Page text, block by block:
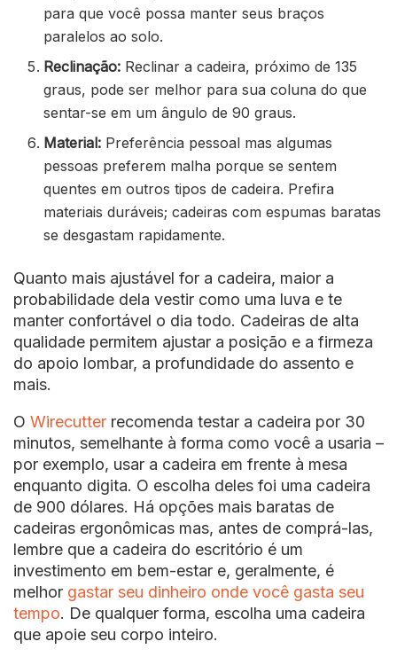
para que você possa manter seus braços
paralelos ao solo.
Reclinação: Reclinar a cadeira, próximo de 135
graus, pode ser melhor para sua coluna do que
sentar-se em um ângulo de 90 graus.
Material: Preferência pessoal mas algumas
pessoas preferem malha porque se sentem
quentes em outros tipos de cadeira. Prefira
materiais duráveis; cadeiras com espumas baratas
se desgastam rapidamente.
Quanto mais ajustável for a cadeira, maior a
probabilidade dela vestir como uma luva e te
manter confortável o dia todo. Cadeiras de alta
qualidade permitem ajustar a posição e a firmeza
do apoio lombar, a profundidade do assento e
mais.
O Wirecutter recomenda testar a cadeira por 30
minutos, semelhante à forma como você a usaria –
por exemplo, usar a cadeira em frente à mesa
enquanto digita. O escolha deles foi uma cadeira
de 900 dólares. Há opções mais baratas de
cadeiras ergonômicas mas, antes de comprá-las,
lembre que a cadeira do escritório é um
investimento em bem-estar e, geralmente, é
melhor gastar seu dinheiro onde você gasta seu
tempo. De qualquer forma, escolha uma cadeira
que apoie seu corpo inteiro.